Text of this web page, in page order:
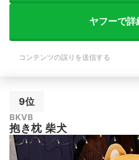
ヤフーで詳
コンテンツの誤りを送信する
9位
BKVB
抱き枕 柴犬